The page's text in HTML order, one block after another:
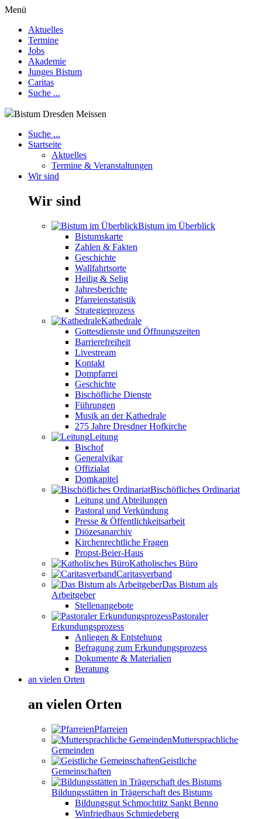
Menü
Aktuelles
Termine
Jobs
Akademie
Junges Bistum
Caritas
Suche ...
Bistum Dresden Meissen
Suche ...
Startseite
Aktuelles
Termine & Veranstaltungen
Wir sind
Wir sind
Bistum im Überblick
Bistumskarte
Zahlen & Fakten
Geschichte
Wallfahrtsorte
Heilig & Selig
Jahresberichte
Pfarreienstatistik
Strategieprozess
Kathedrale
Gottesdienste und Öffnungszeiten
Barrierefreiheit
Livestream
Kontakt
Dompfarrei
Geschichte
Bischöfliche Dienste
Führungen
Musik an der Kathedrale
275 Jahre Dresdner Hofkirche
Leitung
Bischof
Generalvikar
Offizialat
Domkapitel
Bischöfliches Ordinariat
Leitung und Abteilungen
Pastoral und Verkündung
Presse & Öffentlichkeitsarbeit
Diözesanarchiv
Kirchenrechtliche Fragen
Propst-Beier-Haus
Katholisches Büro
Caritasverband
Das Bistum als
Arbeitgeber
Stellenangebote
Pastoraler
Erkundungsprozess
Anliegen & Entstehung
Befragung zum Erkundungsprozess
Dokumente & Materialien
Beratung
an vielen Orten
an vielen Orten
Pfarreien
Muttersprachliche
Gemeinden
Geistliche
Gemeinschaften
Bildungsstätten in Trägerschaft des Bistums
Bildungsgut Schmochtitz Sankt Benno
Winfriedhaus Schmiedeberg